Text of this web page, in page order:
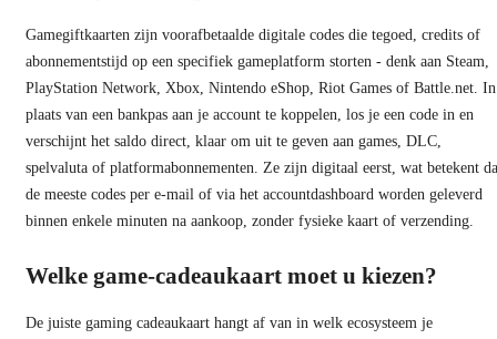
Gamegiftkaarten zijn voorafbetaalde digitale codes die tegoed, credits of
abonnementstijd op een specifiek gameplatform storten - denk aan Steam,
PlayStation Network, Xbox, Nintendo eShop, Riot Games of Battle.net. In
plaats van een bankpas aan je account te koppelen, los je een code in en
verschijnt het saldo direct, klaar om uit te geven aan games, DLC,
spelvaluta of platformabonnementen. Ze zijn digitaal eerst, wat betekent
de meeste codes per e-mail of via het accountdashboard worden geleverd
binnen enkele minuten na aankoop, zonder fysieke kaart of verzending.
Welke game-cadeaukaart moet u kiezen?
De juiste gaming cadeaukaart hangt af van in welk ecosysteem je